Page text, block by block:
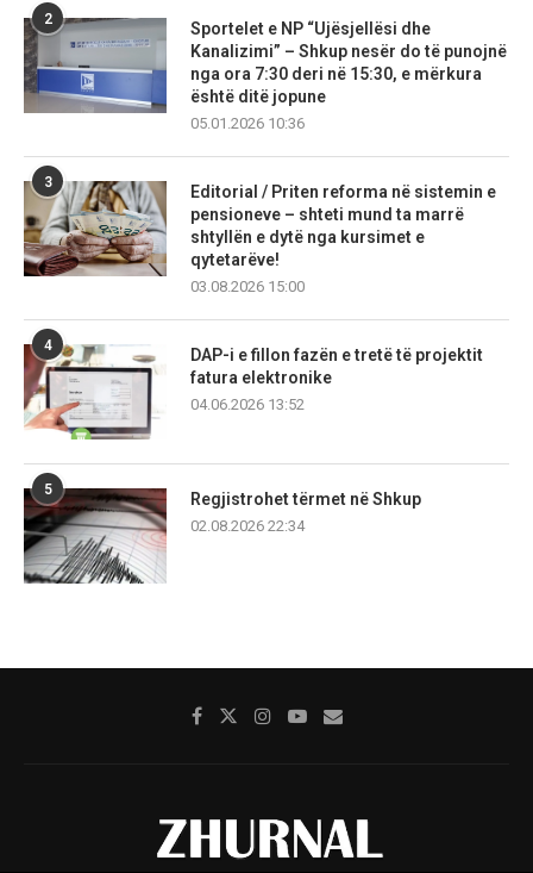
2
Sportelet e NP “Ujësjellësi dhe
Kanalizimi” – Shkup nesër do të punojnë
nga ora 7:30 deri në 15:30, e mërkura
është ditë jopune
05.01.2026 10:36
3
Editorial / Priten reforma në sistemin e
pensioneve – shteti mund ta marrë
shtyllën e dytë nga kursimet e
qytetarëve!
03.08.2026 15:00
4
DAP-i e fillon fazën e tretë të projektit
fatura elektronike
04.06.2026 13:52
5
Regjistrohet tërmet në Shkup
02.08.2026 22:34